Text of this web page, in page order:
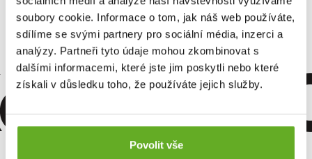
soubory cookie. Informace o tom, jak náš web používáte,
sdílíme se svými partnery pro sociální média, inzerci a
analýzy. Partneři tyto údaje mohou zkombinovat s
dalšími informacemi, které jste jim poskytli nebo které
získali v důsledku toho, že používáte jejich služby.
Povolit vše